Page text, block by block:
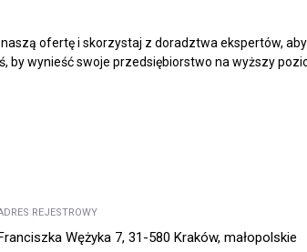
ofertę i skorzystaj z doradztwa ekspertów,
by wynieść swoje przedsiębiorstwo na wyższy
REJESTROWY
Wężyka 7, 31-580 Kraków, małopolskie